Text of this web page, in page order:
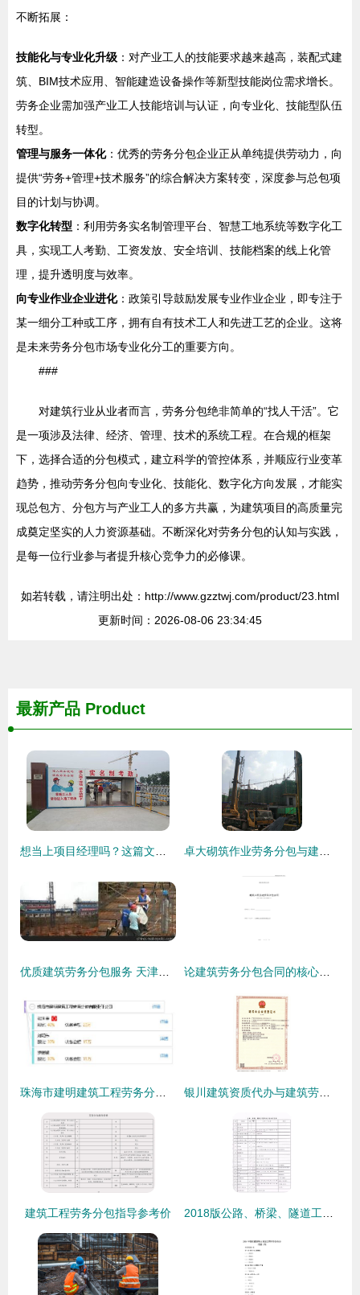
不断拓展：
技能化与专业化升级 ：对产业工人的技能要求越来越高，装配式建
筑、BIM技术应用、智能建造设备操作等新型技能岗位需求增长。
劳务企业需加强产业工人技能培训与认证，向专业化、技能型队伍
转型。
管理与服务一体化：优秀的劳务分包企业正从单纯提供劳动力，向
提供“劳务+管理+技术服务”的综合解决方案转变，深度参与总包项
目的计划与协调。
数字化转型 ：利用劳务实名制管理平台、智慧工地系统等数字化工
具，实现工人考勤、工资发放、安全培训、技能档案的线上化管
理，提升透明度与效率。
向专业作业企业进化：政策引导鼓励发展专业作业企业，即专注于
某一细分工种或工序，拥有自有技术工人和先进工艺的企业。这将
是未来劳务分包市场专业化分工的重要方向。
###
对建筑行业从业者而言，劳务分包绝非简单的“找人干活”。它
是一项涉及法律、经济、管理、技术的系统工程。在合规的框架
下，选择合适的分包模式，建立科学的管控体系，并顺应行业变革
趋势，推动劳务分包向专业化、技能化、数字化方向发展，才能实
现总包方、分包方与产业工人的多方共赢，为建筑项目的高质量完
成奠定坚实的人力资源基础。不断深化对劳务分包的认知与实践，
是每一位行业参与者提升核心竞争力的必修课。
如若转载，请注明出处：http://www.gzztwj.com/product/23.html
更新时间：2026-08-06 23:34:45
最新产品 Product
建筑工程劳务分包指导参考价